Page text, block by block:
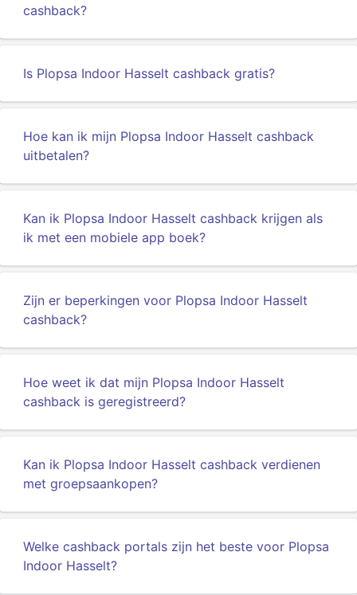
cashback?
Is Plopsa Indoor Hasselt cashback gratis?
Hoe kan ik mijn Plopsa Indoor Hasselt cashback
uitbetalen?
Kan ik Plopsa Indoor Hasselt cashback krijgen als
ik met een mobiele app boek?
Zijn er beperkingen voor Plopsa Indoor Hasselt
cashback?
Hoe weet ik dat mijn Plopsa Indoor Hasselt
cashback is geregistreerd?
Kan ik Plopsa Indoor Hasselt cashback verdienen
met groepsaankopen?
Welke cashback portals zijn het beste voor Plopsa
Indoor Hasselt?